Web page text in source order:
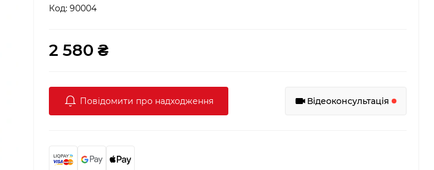
Код: 90004
2 580 ₴
Повідомити про надходження Відеоконсультація